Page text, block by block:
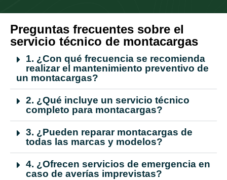
Preguntas frecuentes sobre el
servicio técnico de montacargas
1. ¿Con qué frecuencia se recomienda
realizar el mantenimiento preventivo de
un montacargas?
2. ¿Qué incluye un servicio técnico
completo para montacargas?
3. ¿Pueden reparar montacargas de
todas las marcas y modelos?
4. ¿Ofrecen servicios de emergencia en
caso de averías imprevistas?